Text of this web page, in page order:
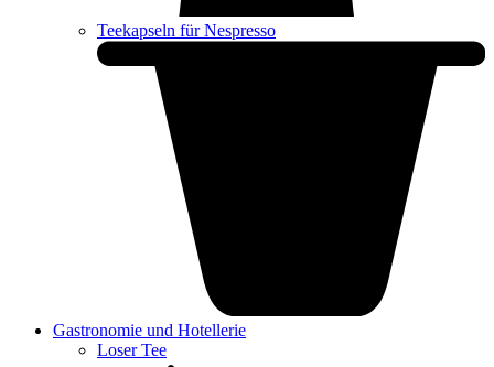
Teekapseln für Nespresso
Gastronomie und Hotellerie
Loser Tee